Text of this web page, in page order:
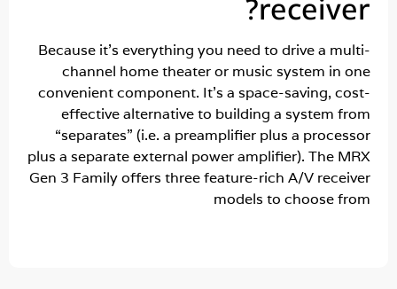
Because it’s everything you need to drive
channel home theater or music system
convenient component. It’s a space-
effective alternative to building a
“separates” (i.e. a preamplifier plus a
plus a separate external power amplifier).
Gen 3 Family offers three feature-rich A/V
models to